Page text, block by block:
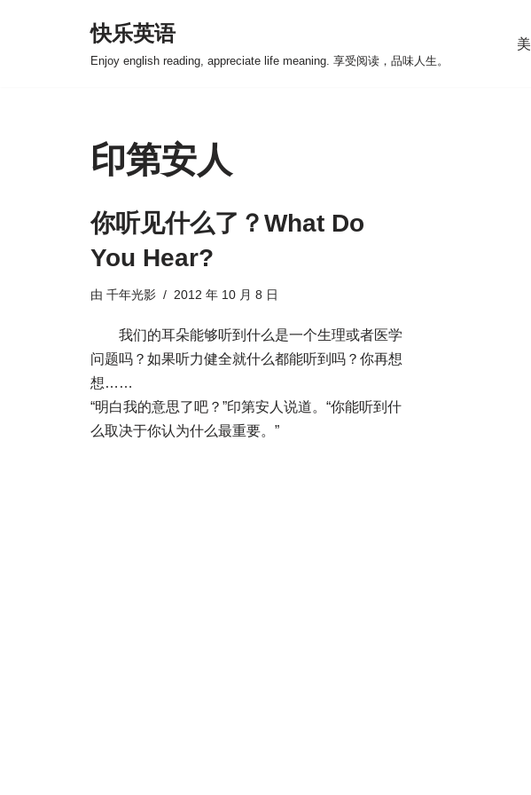
快乐英语
Enjoy english reading, appreciate life meaning. 享受阅读，品味人生。
印第安人
你听见什么了？What Do
You Hear?
由 千年光影 2012 年 10 月 8 日
我们的耳朵能够听到什么是一个生理或者医学
问题吗？如果听力健全就什么都能听到吗？你再想
想……
“明白我的意思了吧？”印第安人说道。“你能听到什
么取决于你认为什么最重要。”